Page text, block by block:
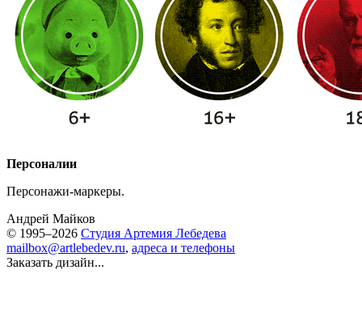
Персоналии
Персонажи-маркеры.
Андрей Майков
© 1995–2026 Студия Артемия Лебедева
mailbox@artlebedev.ru, адреса и телефоны
Заказать дизайн...